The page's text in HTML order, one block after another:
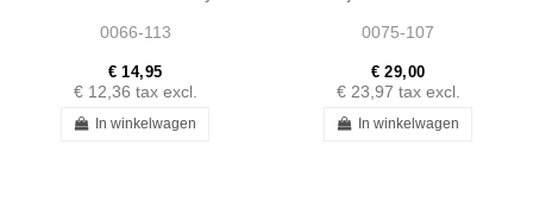
W114 W115
0066-113
€ 14,95
€ 12,36 tax excl.
In winkelwagen
0075-107
€ 29,00
€ 23,97 tax excl.
In winkelwagen